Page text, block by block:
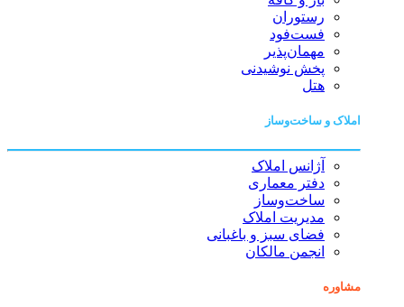
رستوران
فست‌فود
مهمان‌پذیر
پخش نوشیدنی
هتل
املاک و ساخت‌وساز
آژانس املاک
دفتر معماری
ساخت‌وساز
مدیریت املاک
فضای سبز و باغبانی
انجمن مالکان
مشاوره